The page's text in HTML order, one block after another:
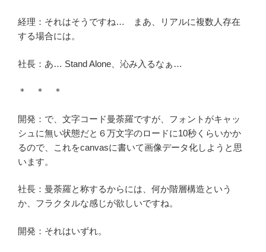
経理：それはそうですね… まあ、リアルに複数人存在
する場合には。
社長：あ… Stand Alone、沁み入るなぁ…
＊ ＊ ＊
開発：で、文字コード曼荼羅ですが、フォントがキャッ
シュに無い状態だと６万文字のロードに10秒くらいかか
るので、これをcanvasに書いて画像データ化しようと思
います。
社長：曼荼羅と称するからには、何か階層構造という
か、フラクタルな感じが欲しいですね。
開発：それはいずれ。